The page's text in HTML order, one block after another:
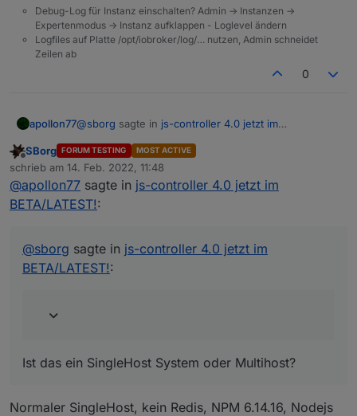
> node iobroker.js setup first
Successfully migrated 15599 objects to Redis
object _design/system updated
States database error: connect ECONNREFUSED
States database error: connect ECONNREFUSED
States database error: connect ECONNREFUSED
States database error: connect ECONNREFUSED
States database error: connect ECONNREFUSED
States database error: connect ECONNREFUSED
Debug-Log für Instanz einschalten? Admin -> Instanzen ->
Expertenmodus -> Instanz aufklappen - Loglevel ändern
Logfiles auf Platte /opt/iobroker/log/… nutzen, Admin schneidet
Zeilen ab
0
apollon77@sborg sagte in js-controller 4.0 jetzt im
Stopped States DB
Ist das ein SingleHost System oder Multihost?
Offline
SBorg FORUM TESTING MOST ACTIVE
schrieb am 14. Feb. 2022, 11:48
zuletzt editiert von
@apollon77 sagte in js-controller 4.0 jetzt im
BETA/LATEST!:
@sborg sagte in js-controller 4.0 jetzt im
BETA/LATEST!:
Ist das ein SingleHost System oder Multihost?
Normaler SingleHost, kein Redis, NPM 6.14.16, Nodejs